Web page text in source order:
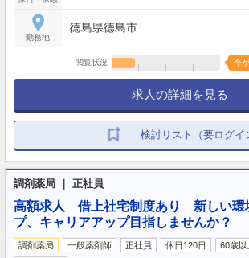
勤務地
徳島県徳島市
閲覧状況 今
求人の詳細を見る
検討リスト（要ログイ
調剤薬局 ｜ 正社員
高額求人 借上社宅制度あり 新しい環
プ、キャリアアップ目指しませんか？
調剤薬局 一般薬剤師 正社員 休日120日 60歳以